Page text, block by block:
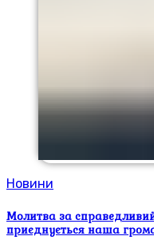
Новини
Молитва за
приєднується наша